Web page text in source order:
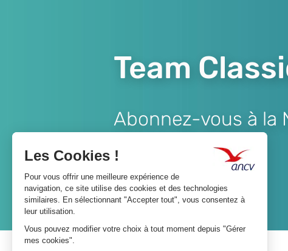
Team
Abonnez-vous à la